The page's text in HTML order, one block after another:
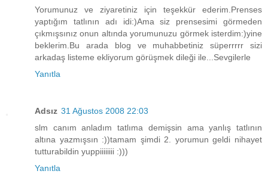
Yorumunuz ve ziyaretiniz için teşekkür ederim.Prenses
yaptığım tatlının adı idi:)Ama siz prensesimi görmeden
çıkmışsınız onun altında yorumunuzu görmek isterdim:)yine
beklerim.Bu arada blog ve muhabbetiniz süperrrrr sizi
arkadaş listeme ekliyorum görüşmek dileği ile...Sevgilerle
Yanıtla
Adsız 31 Ağustos 2008 22:03
slm canım anladım tatlıma demişsin ama yanlış tatlının
altına yazmışsın :))tamam şimdi 2. yorumun geldi nihayet
tutturabildin yuppiiiiiiii :)))
Yanıtla